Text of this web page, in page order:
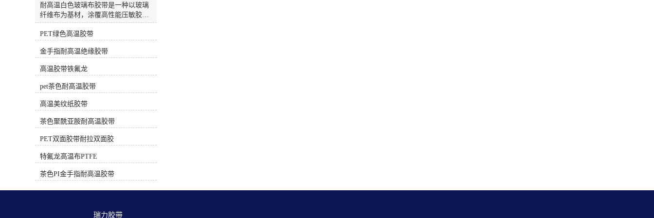
高温，正确使用不留胶）PET绿色/白
色高温胶带材质：绿色或白色聚酯薄
膜。耐温性：约 130°C - 180°C。特
点：绝缘性好，有一定韧性。电子电
带）采用耐高温胶水，在额定温度和
时间下使用后撕除，一般不留残胶。
常用于电路板遮蔽、线圈绝缘、较温
和的焊接保护。三、 遮蔽保护专用
（中低温，专用配方）耐高温美纹纸
胶带材质：皱纹纸+特殊耐高温胶
水。耐温性：根据等级不同，80°C -
220°C 不等。特点：专为喷涂、烤
高温美纹纸胶带（如汽车喷涂级） 在
明）内使用，撕下后不应留残胶。时
间过长或超温使用会导致残胶。应
用：汽车喷漆、家具烤漆、玻璃/陶瓷
喷涂分色。选择与使用核心建议明确
耐高温白色玻璃布胶带是一种以玻璃
纤维布为基材，涂覆高性能压敏胶
（通常为硅胶）的特种胶带。因其出
色的耐热性、绝缘性和机械强度，被
高端工业领域。🔥 核心特性这类胶带
的核心优势在于能承受远超普通胶带
的高温，并提供卓越的物理保护。卓
越的耐温性：这是其较核心的特性。
多数产品可长期耐受200℃的高温，
短期甚至可承受260℃的极端温度。
部分高性能型号，如3M™ 361，能耐
受高达450°F（约232℃） 的温度，间
高。优异的机械强度：玻璃纤维布基
材提供了极高的抗拉强度和耐撕裂
性。例如，日东P-212的抗拉强度可达
323 N/10mm，能有效抵抗磨损和物理
损伤。可靠的电气绝缘性：作为H级
耐热绝缘材料，它具备良好的介电强
东ST-HG-T(R)的击穿电压可达4.5
PET绿色高温胶带
金手指耐高温绝缘胶带
高温胶带铁氟龙
pet茶色耐高温胶带
高温美纹纸胶带
茶色聚酰亚胺耐高温胶带
PET双面胶带耐拉双面胶
特氟龙高温布PTFE
茶色PI金手指耐高温胶带
瑞力胶带